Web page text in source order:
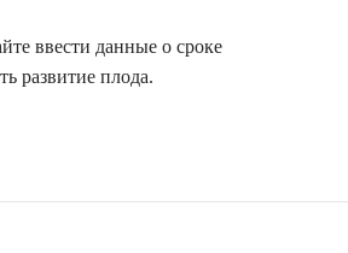
ввести данные о сроке
развитие плода.